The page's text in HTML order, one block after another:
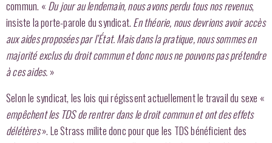
commun. « Du jour au lendemain, nous avons perdu tous nos revenus,
insiste la porte-parole du syndicat. En théorie, nous devrions avoir accès
aux aides proposées par l’État.Mais dans la pratique, nous sommes en
majorité exclus du droit commun et donc nous ne pouvons pas prétendre
à ces aides. »
Selon le syndicat, les lois qui régissent actuellement le travail du sexe «
empêchent les TDS de rentrer dans le droit commun et ont des effets
délétères». Le Strass milite donc pour que les TDS bénéficient des